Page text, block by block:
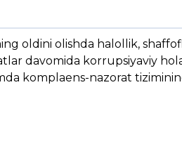
oldini olishda halollik,
davomida korrupsiyaviy
komplaens-nazorat